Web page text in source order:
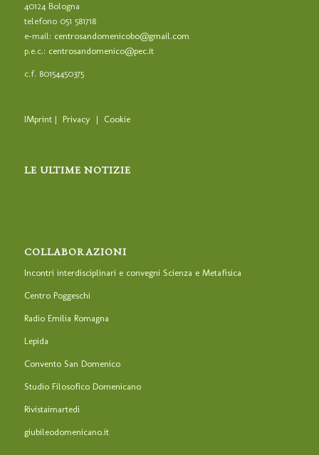
40124 Bologna
telefono 051 581718
e-mail: centrosandomenicobo@gmail.com
p.e.c.: centrosandomenico@pec.it
c.f. 80154450375
IMprint| Privacy| Cookie
LE ULTIME NOTIZIE
COLLABORAZIONI
Incontri interdisciplinari e convegni Scienza e Metafisica
Centro Poggeschi
Radio Emilia Romagna
Lepida
Convento San Domenico
Studio Filosofico Domenicano
Rivistaimartedi
giubileodomenicano.it